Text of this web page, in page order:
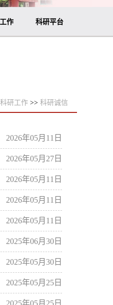
作 科研平台
科研工作 >> 科研诚信
2026年05月11日
2026年05月27日
2026年05月11日
2026年05月11日
2026年05月11日
2025年06月30日
2025年05月30日
2025年05月25日
2025年05月25日